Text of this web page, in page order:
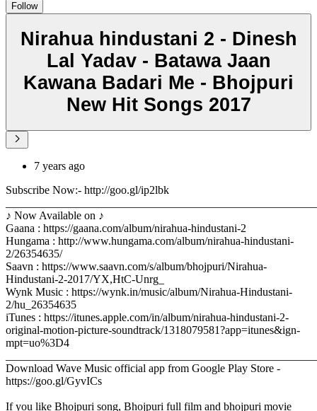
Follow
Nirahua hindustani 2 - Dinesh
Lal Yadav - Batawa Jaan
Kawana Badari Me - Bhojpuri
New Hit Songs 2017
7 years ago
Subscribe Now:- http://goo.gl/ip2lbk
♪ Now Available on ♪
Gaana : https://gaana.com/album/nirahua-hindustani-2
Hungama : http://www.hungama.com/album/nirahua-hindustani-
2/26354635/
Saavn : https://www.saavn.com/s/album/bhojpuri/Nirahua-
Hindustani-2-2017/YX,HtC-Unrg_
Wynk Music : https://wynk.in/music/album/Nirahua-Hindustani-
2/hu_26354635
iTunes : https://itunes.apple.com/in/album/nirahua-hindustani-2-
original-motion-picture-soundtrack/1318079581?app=itunes&ign-
mpt=uo%3D4
Download Wave Music official app from Google Play Store -
https://goo.gl/GyvICs
If you like Bhojpuri song, Bhojpuri full film and bhojpuri movie